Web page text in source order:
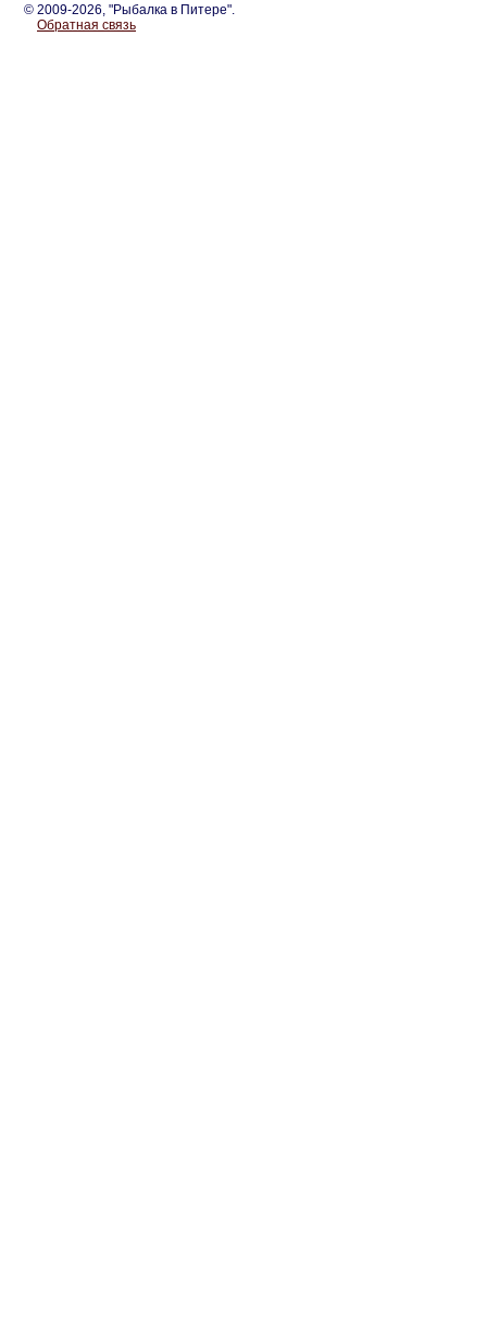
© 2009-2026, "Рыбалка в Питере".
Обратная связь